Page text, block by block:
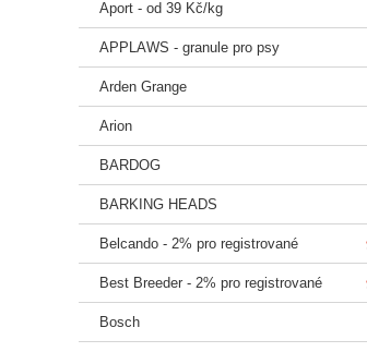
Aport - od 39 Kč/kg
APPLAWS - granule pro psy
Arden Grange
Arion
BARDOG
BARKING HEADS
Belcando - 2% pro registrované
Best Breeder - 2% pro registrované
Bosch